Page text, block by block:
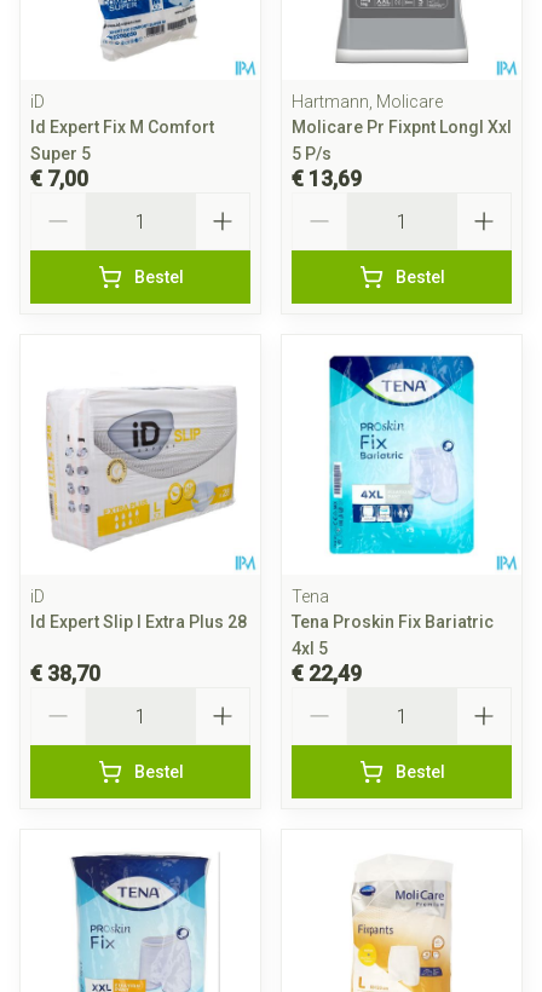
iD
Id Expert Fix M Comfort
Super 5
€ 7,00
Bestel
Hartmann, Molicare
Molicare Pr Fixpnt Longl Xxl
5 P/s
€ 13,69
Bestel
iD
Id Expert Slip l Extra Plus 28
€ 38,70
Bestel
Tena
Tena Proskin Fix Bariatric
4xl 5
€ 22,49
Bestel